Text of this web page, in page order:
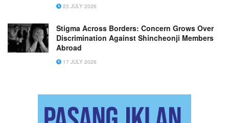
23 JULY 2026
Stigma Across Borders: Concern Grows Over
Discrimination Against Shincheonji Members
Abroad
17 JULY 2026